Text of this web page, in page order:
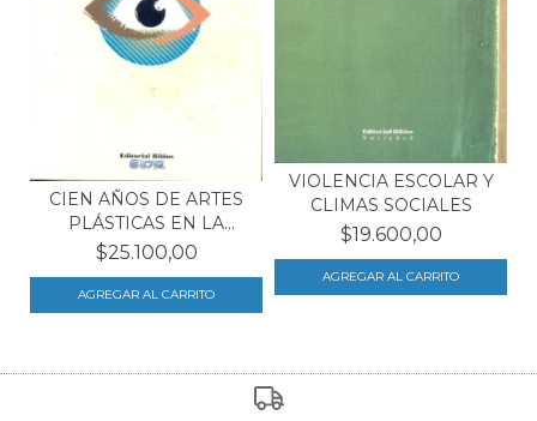
CIEN AÑOS DE ARTES
PLÁSTICAS EN LA
ARGEN...
$25.100,00
VIOLENCIA ESCOLAR Y
CLIMAS SOCIALES
$19.600,00